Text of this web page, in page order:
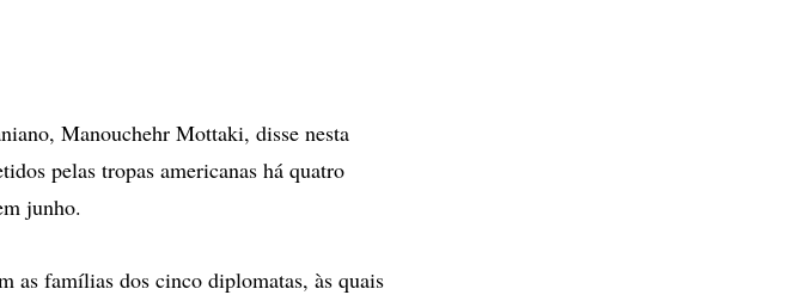
Manouchehr Mottaki, disse nesta
pelas tropas americanas há quatro
junho.
as famílias dos cinco diplomatas, às quais